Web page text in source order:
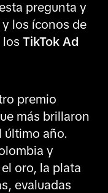
pregunta y
los íconos de
los TikTok Ad
premio
más brillaron
último año.
y
oro, la plata
evaluadas